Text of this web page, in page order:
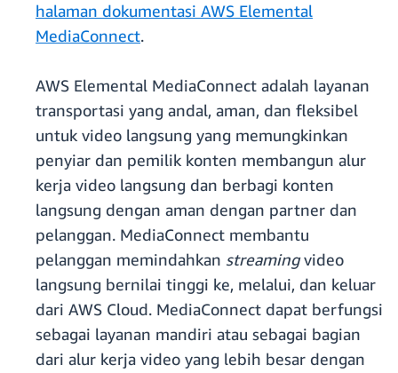
halaman dokumentasi AWS Elemental
MediaConnect.
AWS Elemental MediaConnect adalah layanan
transportasi yang andal, aman, dan fleksibel
untuk video langsung yang memungkinkan
penyiar dan pemilik konten membangun alur
kerja video langsung dan berbagi konten
langsung dengan aman dengan partner dan
pelanggan. MediaConnect membantu
pelanggan memindahkan streamingvideo
langsung bernilai tinggi ke, melalui, dan keluar
dari AWS Cloud. MediaConnect dapat berfungsi
sebagai layanan mandiri atau sebagai bagian
dari alur kerja video yang lebih besar dengan